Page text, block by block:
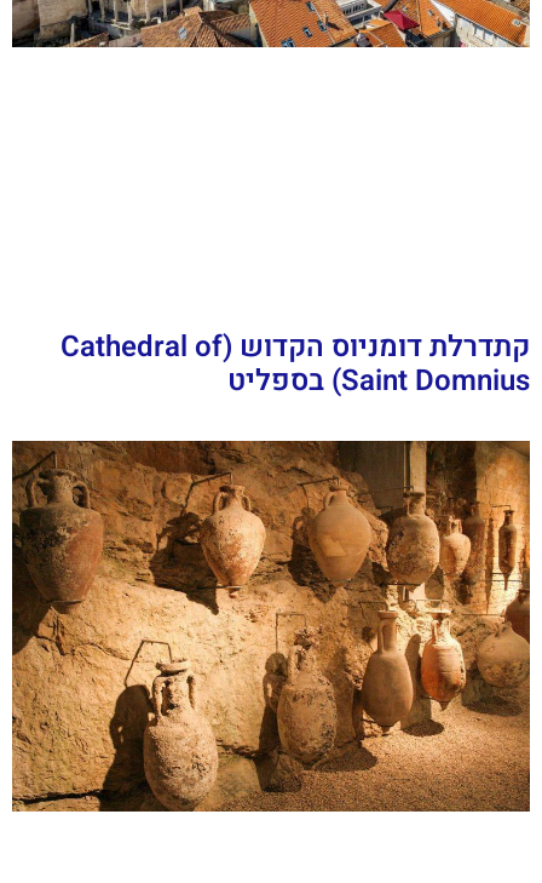
קתדרלת דומניוס הקדוש (Cathedral of
Saint Domnius) בספליט